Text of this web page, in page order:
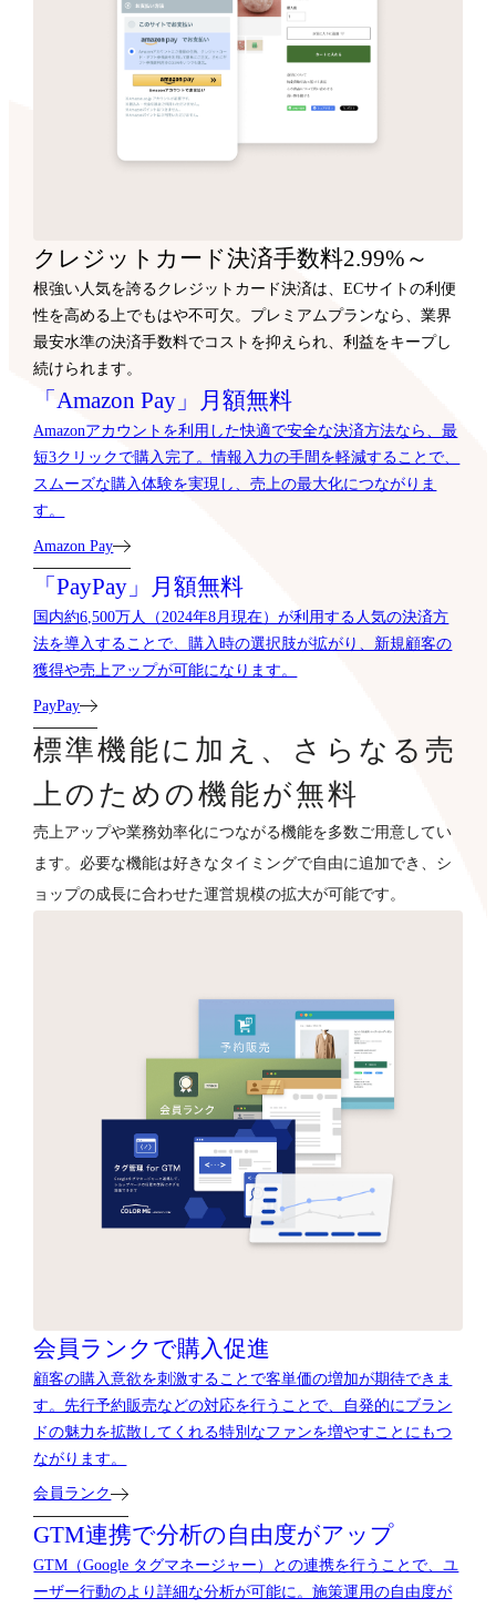
クレジットカード決済手数料2.99%～
根強い人気を誇るクレジットカード決済は、ECサイトの利便
性を高める上でもはや不可欠。プレミアムプランなら、業界
最安水準の決済手数料でコストを抑えられ、利益をキープし
続けられます。
「Amazon Pay」月額無料
Amazonアカウントを利用した快適で安全な決済方法なら、最
短3クリックで購入完了。情報入力の手間を軽減することで、
スムーズな購入体験を実現し、売上の最大化につながりま
す。
Amazon Pay
「PayPay」月額無料
国内約6,500万人（2024年8月現在）が利用する人気の決済方
法を導入することで、購入時の選択肢が拡がり、新規顧客の
獲得や売上アップが可能になります。
PayPay
標準機能に加え、さらなる売
上のための機能が無料
売上アップや業務効率化につながる機能を多数ご用意してい
ます。必要な機能は好きなタイミングで自由に追加でき、シ
ョップの成長に合わせた運営規模の拡大が可能です。
会員ランクで購入促進
顧客の購入意欲を刺激することで客単価の増加が期待できま
す。先行予約販売などの対応を行うことで、自発的にブラン
ドの魅力を拡散してくれる特別なファンを増やすことにもつ
ながります。
会員ランク
GTM連携で分析の自由度がアップ
GTM（Google タグマネージャー）との連携を行うことで、ユ
ーザー行動のより詳細な分析が可能に。施策運用の自由度が